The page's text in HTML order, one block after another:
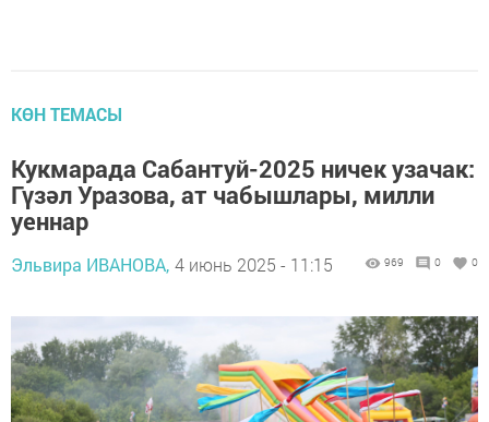
КӨН ТЕМАСЫ
Кукмарада Сабантуй-2025 ничек узачак:
Гүзәл Уразова, ат чабышлары, милли
уеннар
Эльвира ИВАНОВА, 4 июнь 2025 - 11:15 969 0 0